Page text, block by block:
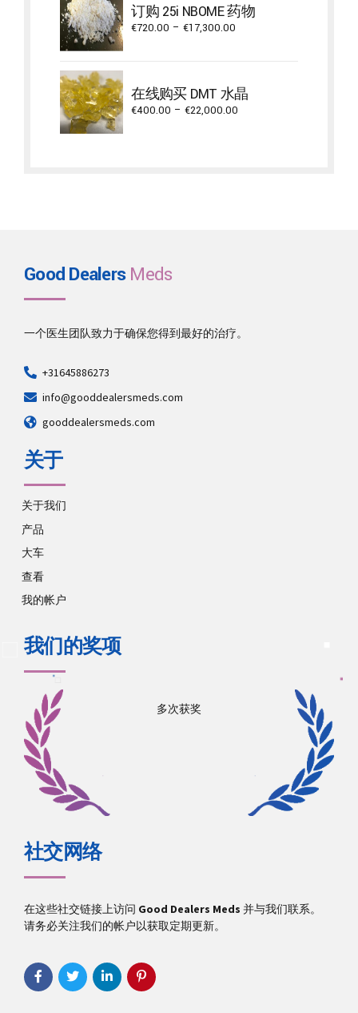
€2,000.00
订购 25i NBOME 药物
€720.00 – €17,300.00
€17,300.00
在线购买 DMT 水晶
€400.00 – €22,000.00
Good DealersMeds
一个医生团队致力于确保您得到最好的治疗。
+31645886273
info@gooddealersmeds.com
gooddealersmeds.com
关于
关于我们
产品
大车
查看
我的帐户
我们的奖项
多次获奖
社交网络
在这些社交链接上访问 Good Dealers Meds 并与我们联系。
请务必关注我们的帐户以获取定期更新。